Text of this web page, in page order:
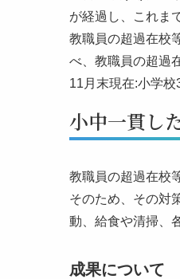
が経過し、これま
教職員の超過在校
べ、教職員の超過
11月末現在:小学
小中一貫し
教職員の超過在校
そのため、その対
動、給食や清掃、
成果について